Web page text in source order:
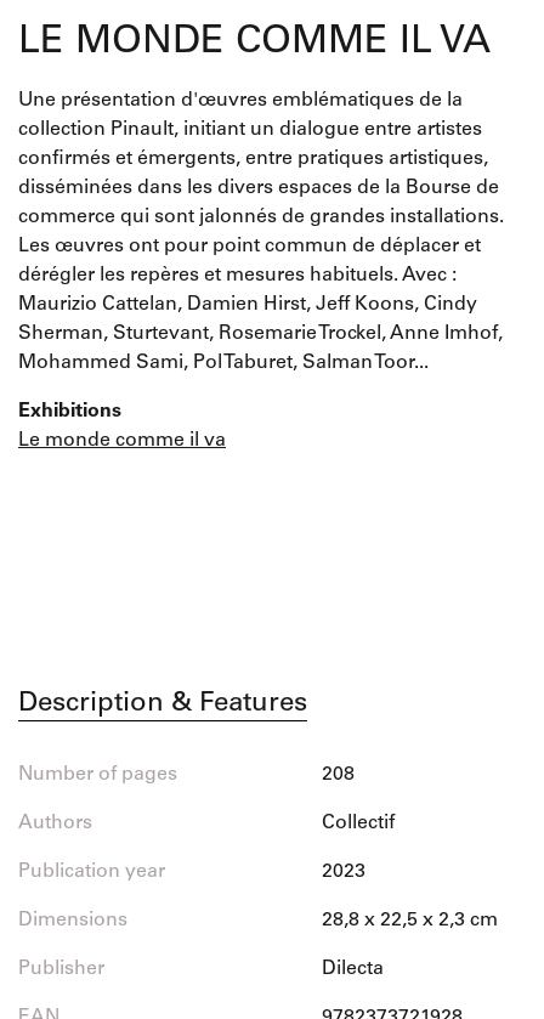
LE MONDE COMME IL VA
Une présentation d'œuvres emblématiques de la
collection Pinault, initiant un dialogue entre artistes
confirmés et émergents, entre pratiques artistiques,
disséminées dans les divers espaces de la Bourse de
commerce qui sont jalonnés de grandes installations.
Les œuvres ont pour point commun de déplacer et
dérégler les repères et mesures habituels. Avec :
Maurizio Cattelan, Damien Hirst, Jeff Koons, Cindy
Sherman, Sturtevant, Rosemarie Trockel, Anne Imhof,
Mohammed Sami, Pol Taburet, Salman Toor...
Exhibitions
Le monde comme il va
Description & Features
Number of pages 208
Authors Collectif
Publication year 2023
Dimensions 28,8 x 22,5 x 2,3 cm
Publisher Dilecta